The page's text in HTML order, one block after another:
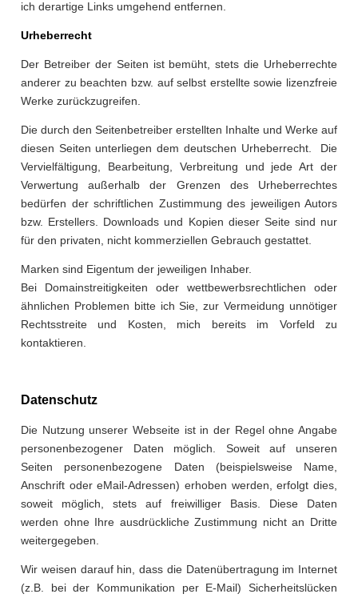
ich derartige Links umgehend entfernen.
Urheberrecht
Der Betreiber der Seiten ist bemüht, stets die Urheberrechte
anderer zu beachten bzw. auf selbst erstellte sowie lizenzfreie
Werke zurückzugreifen.
Die durch den Seitenbetreiber erstellten Inhalte und Werke auf
diesen Seiten unterliegen dem deutschen Urheberrecht. Die
Vervielfältigung, Bearbeitung, Verbreitung und jede Art der
Verwertung außerhalb der Grenzen des Urheberrechtes
bedürfen der schriftlichen Zustimmung des jeweiligen Autors
bzw. Erstellers. Downloads und Kopien dieser Seite sind nur
für den privaten, nicht kommerziellen Gebrauch gestattet.
Marken sind Eigentum der jeweiligen Inhaber.
Bei Domainstreitigkeiten oder wettbewerbsrechtlichen oder
ähnlichen Problemen bitte ich Sie, zur Vermeidung unnötiger
Rechtsstreite und Kosten, mich bereits im Vorfeld zu
kontaktieren.
Datenschutz
Die Nutzung unserer Webseite ist in der Regel ohne Angabe
personenbezogener Daten möglich. Soweit auf unseren
Seiten personenbezogene Daten (beispielsweise Name,
Anschrift oder eMail-Adressen) erhoben werden, erfolgt dies,
soweit möglich, stets auf freiwilliger Basis. Diese Daten
werden ohne Ihre ausdrückliche Zustimmung nicht an Dritte
weitergegeben.
Wir weisen darauf hin, dass die Datenübertragung im Internet
(z.B. bei der Kommunikation per E-Mail) Sicherheitslücken